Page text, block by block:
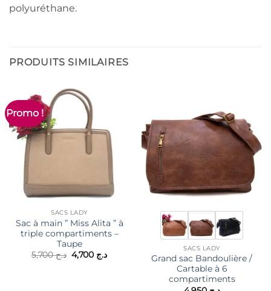
polyuréthane.
PRODUITS SIMILAIRES
Promo !
SACS LADY
Sac à main ” Miss Alita ” à
triple compartiments –
Taupe
د.ج5,700
Le
prix
د.جLe
SACS LADY
Grand sac Bandoulière /
Cartable à 6
compartiments